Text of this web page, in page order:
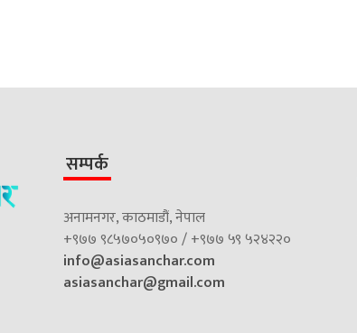
सम्पर्क
अनामनगर, काठमाडौं, नेपाल
+९७७ ९८५७०५०९७० / +९७७ ५९ ५२४२२०
info@asiasanchar.com
asiasanchar@gmail.com